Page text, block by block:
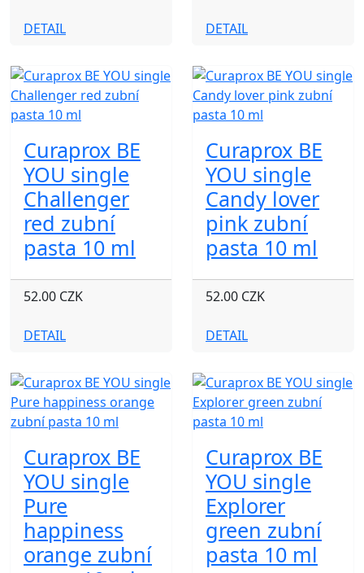
DETAIL DETAIL
Curaprox BE
YOU single
Challenger
red zubní
pasta 10 ml
52.00 CZK
DETAIL
Curaprox BE
YOU single
Candy lover
pink zubní
pasta 10 ml
52.00 CZK
DETAIL
Curaprox BE
YOU single
Pure
happiness
orange zubní
Curaprox BE
YOU single
Explorer
green zubní
pasta 10 ml